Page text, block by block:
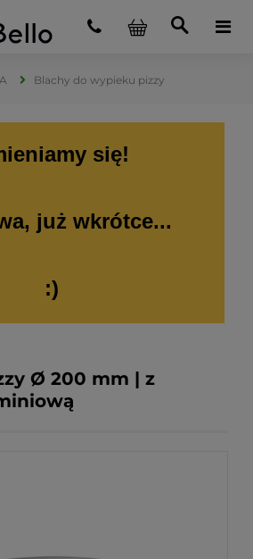
Blachy do wypieku pizzy
się!
już wkrótce...
:)
Ø 200 mm | z